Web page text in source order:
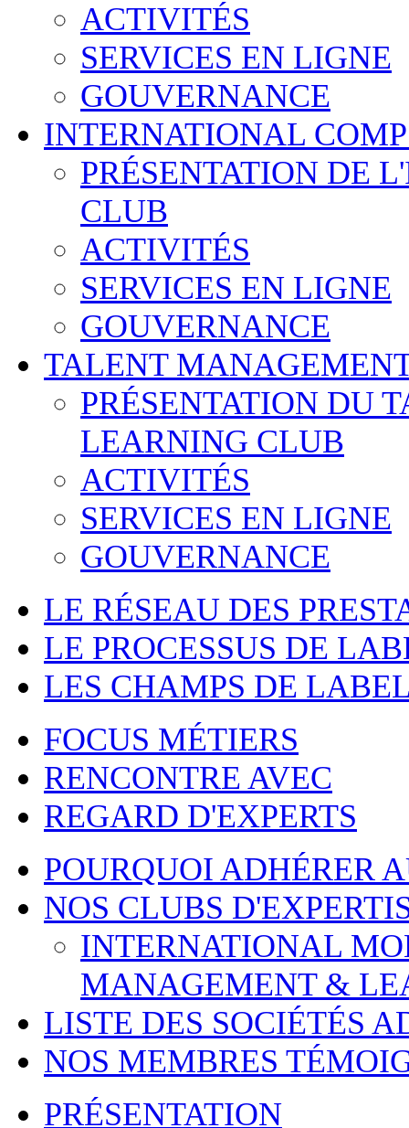
ACTIVITÉS
SERVICES EN LIGNE
GOUVERNANCE
INTERNATIONAL
PRÉSENTATION DE
CLUB
ACTIVITÉS
SERVICES EN LIGNE
GOUVERNANCE
TALENT
PRÉSENTATION DU
LEARNING CLUB
ACTIVITÉS
SERVICES EN LIGNE
GOUVERNANCE
LE RÉSEAU DES
LE PROCESSUS DE
LES CHAMPS DE
FOCUS MÉTIERS
RENCONTRE AVEC
REGARD D'EXPERTS
POURQUOI ADHÉRER
NOS CLUBS
INTERNATIONAL
MANAGEMENT &
LISTE DES SOCIÉTÉS
NOS MEMBRES
PRÉSENTATION